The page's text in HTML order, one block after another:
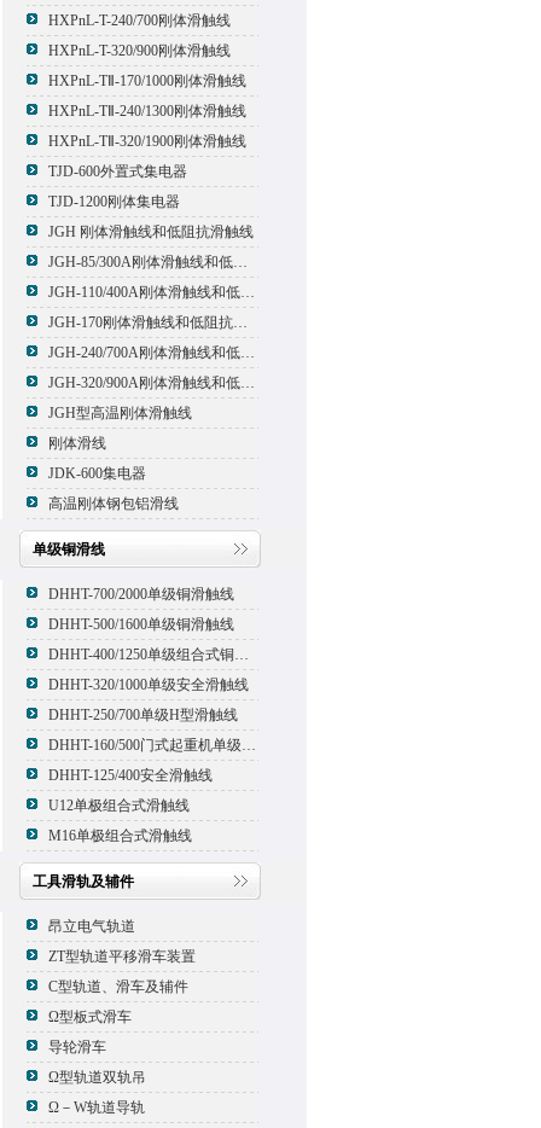
HXPnL-T-240/700刚体滑触线
HXPnL-T-320/900刚体滑触线
HXPnL-TⅡ-170/1000刚体滑触线
HXPnL-TⅡ-240/1300刚体滑触线
HXPnL-TⅡ-320/1900刚体滑触线
TJD-600外置式集电器
TJD-1200刚体集电器
JGH 刚体滑触线和低阻抗滑触线
JGH-85/300A刚体滑触线和低阻抗滑触线
JGH-110/400A刚体滑触线和低阻抗滑触线
JGH-170刚体滑触线和低阻抗滑触线
JGH-240/700A刚体滑触线和低阻抗滑触线
JGH-320/900A刚体滑触线和低阻抗滑触线
JGH型高温刚体滑触线
刚体滑线
JDK-600集电器
高温刚体钢包铝滑线
单级铜滑线
DHHT-700/2000单级铜滑触线
DHHT-500/1600单级铜滑触线
DHHT-400/1250单级组合式铜滑线,滑触线
DHHT-320/1000单级安全滑触线
DHHT-250/700单级H型滑触线
DHHT-160/500门式起重机单级组合式滑触线
DHHT-125/400安全滑触线
U12单极组合式滑触线
M16单极组合式滑触线
工具滑轨及辅件
昂立电气轨道
ZT型轨道平移滑车装置
C型轨道、滑车及辅件
Ω型板式滑车
导轮滑车
Ω型轨道双轨吊
Ω－W轨道导轨